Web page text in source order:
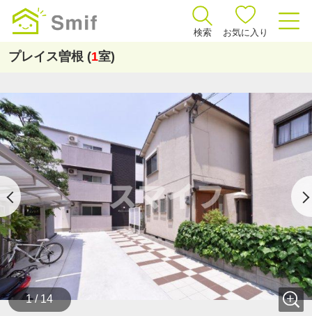
検索 お気に入り
プレイス曽根 (1室)
1 / 14